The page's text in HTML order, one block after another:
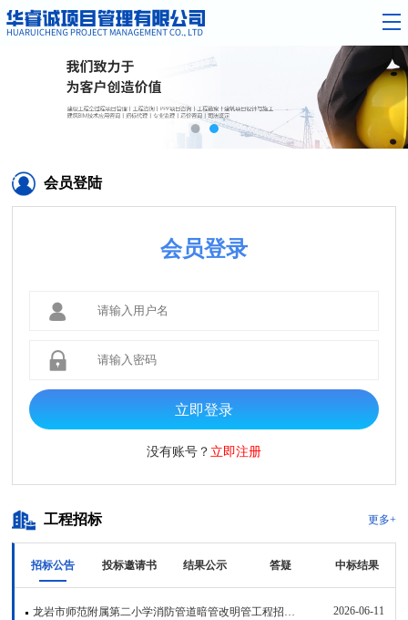
会员登陆
会员登录


立即登录
没有账号？ 立即注册
工程招标 更多+
招标公告 投标邀请书 结果公示 答疑 中标结果
龙岩市师范附属第二小学消防管道暗管改明管工程招标公告 2026-06-11